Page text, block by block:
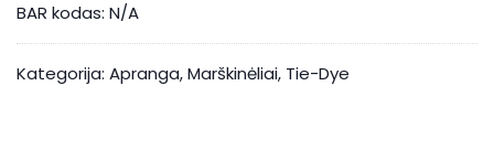
BAR kodas: N/A
Kategorija: Apranga,Marškinėliai, Tie-Dye